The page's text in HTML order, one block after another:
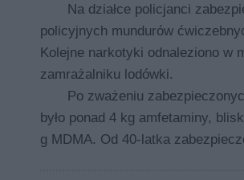
Na działce policjanci
policyjnych mundurów
Kolejne narkotyki odnaleziono w
zamrażalniku lodówki.
Po zważeniu
było ponad 4 kg amfetaminy,
g MDMA. Od 40-latka